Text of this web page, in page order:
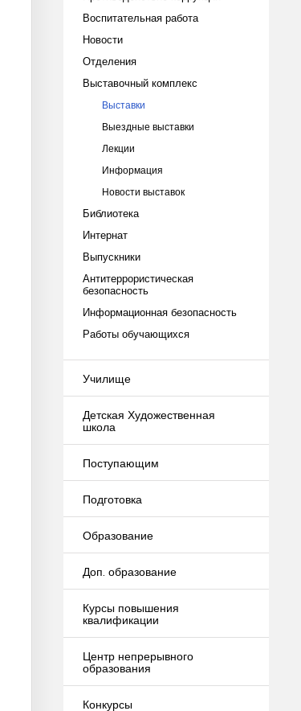
Воспитательная работа
Новости
Отделения
Выставочный комплекс
Выставки
Выездные выставки
Лекции
Информация
Новости выставок
Библиотека
Интернат
Выпускники
Антитеррористическая
безопасность
Информационная безопасность
Работы обучающихся
Училище
Детская Художественная
школа
Поступающим
Подготовка
Образование
Доп. образование
Курсы повышения
квалификации
Центр непрерывного
образования
Конкурсы